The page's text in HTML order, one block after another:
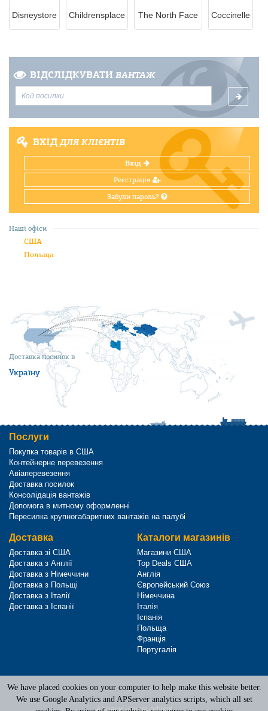
Disneystore Childrensplace The North Face Coccinelle
ВІДСЛІДКУВАТИ ВАНТАЖ
ВХІДДЛЯ КЛІЄНТІВ
Вхід
Реєстрація
Забули пароль?
Доставка посилок в
Україну
Наші офіси
США
Польща
Послуги
Покупка товарів в США
Контейнерне перевезення
Авіаперевезення
Доставка посилок
Консолідація вантажів
Допомога в митному оформленні
Пересилка крупногабаритних вантажів на палубі
Доставка
Доставка зі США
Доставка з Англії
Доставка з Німеччини
Доставка з Польщі
Доставка з Італії
Доставка з Іспанії
Каталоги магазинів
Магазини США
Top Deals США
Англія
Європейський Союз
Німеччина
Італія
Іспанія
Польща
Франція
Португалія
Terms of Service
Privacy Policy
Адреси наших офісів
We have placed cookies on your computer to help make this website better.
We use Google Analytics and APServer analytics scripts, which all set